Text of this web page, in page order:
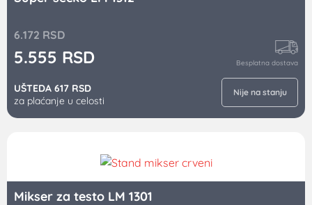
6.172 RSD
5.555 RSD Besplatna dostava
UŠTEDA 617 RSD
za plaćanje u celosti
Nije na stanju
Mikser za testo LM 1301